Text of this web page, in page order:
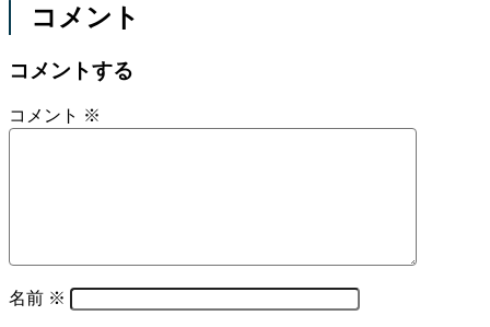
コメント
コメントする
コメント ※
名前 ※